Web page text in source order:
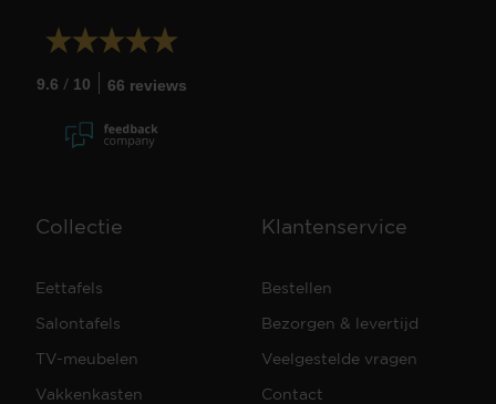
9.6 / 10 66 reviews
Collectie
Eettafels
Salontafels
TV-meubelen
Vakkenkasten
Klantenservice
Bestellen
Bezorgen & levertijd
Veelgestelde vragen
Contact